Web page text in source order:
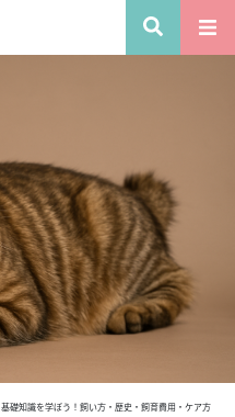
礎知識を学ぼう！飼い方・歴史・飼育費用・ケア方